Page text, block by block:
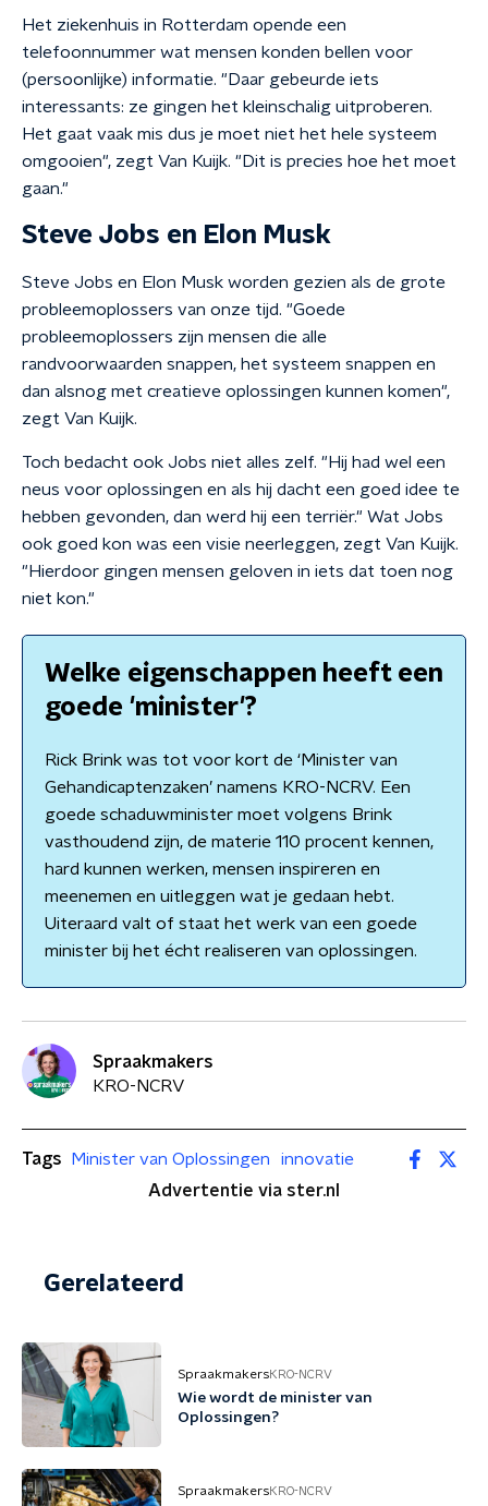
Het ziekenhuis in Rotterdam opende een
telefoonnummer wat mensen konden bellen voor
(persoonlijke) informatie. "Daar gebeurde iets
interessants: ze gingen het kleinschalig uitproberen.
Het gaat vaak mis dus je moet niet het hele systeem
omgooien", zegt Van Kuijk. "Dit is precies hoe het moet
gaan."
Steve Jobs en Elon Musk
Steve Jobs en Elon Musk worden gezien als de grote
probleemoplossers van onze tijd. "Goede
probleemoplossers zijn mensen die alle
randvoorwaarden snappen, het systeem snappen en
dan alsnog met creatieve oplossingen kunnen komen",
zegt Van Kuijk.
Toch bedacht ook Jobs niet alles zelf. "Hij had wel een
neus voor oplossingen en als hij dacht een goed idee te
hebben gevonden, dan werd hij een terriër." Wat Jobs
ook goed kon was een visie neerleggen, zegt Van Kuijk.
"Hierdoor gingen mensen geloven in iets dat toen nog
niet kon."
Welke eigenschappen heeft een
goede 'minister'?
Rick Brink was tot voor kort de ‘Minister van
Gehandicaptenzaken’ namens KRO-NCRV. Een
goede schaduwminister moet volgens Brink
vasthoudend zijn, de materie 110 procent kennen,
hard kunnen werken, mensen inspireren en
meenemen en uitleggen wat je gedaan hebt.
Uiteraard valt of staat het werk van een goede
minister bij het écht realiseren van oplossingen.
Spraakmakers
KRO-NCRV
Tags Minister van Oplossingen
innovatie
Advertentie via ster.nl
Gerelateerd
SpraakmakersKRO-NCRV
Wie wordt de minister van
Oplossingen?
SpraakmakersKRO-NCRV